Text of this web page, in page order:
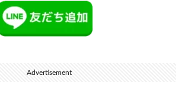
Advertisement